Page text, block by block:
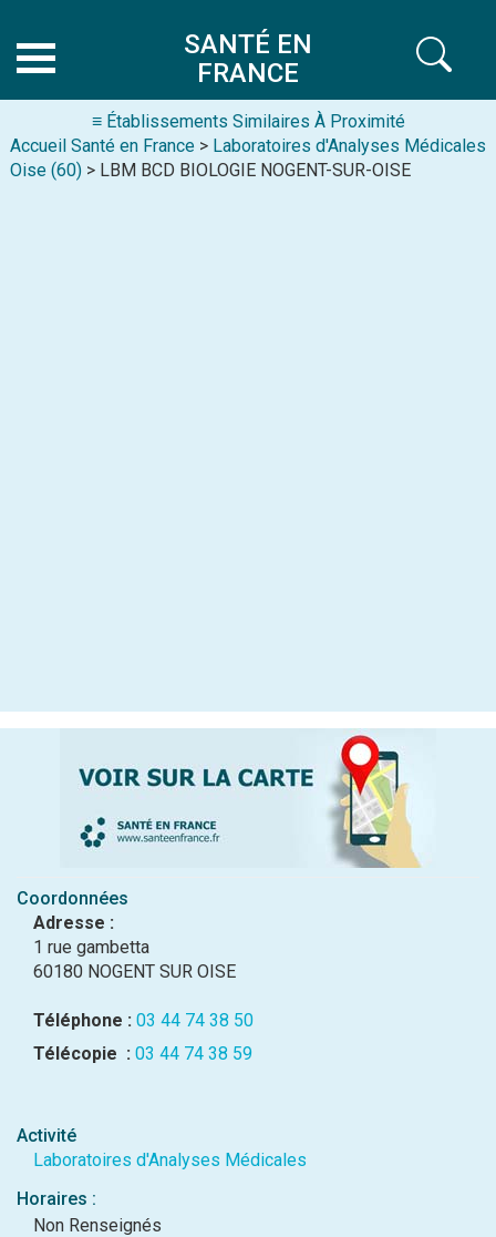
SANTÉ EN
FRANCE
≡ Établissements Similaires À Proximité
Accueil Santé en France > Laboratoires d'Analyses Médicales
Oise (60) > LBM BCD BIOLOGIE NOGENT-SUR-OISE
Coordonnées
Adresse :
1 rue gambetta
60180 NOGENT SUR OISE
Téléphone : 03 44 74 38 50
Télécopie : 03 44 74 38 59
Activité
Laboratoires d'Analyses Médicales
Horaires :
Non Renseignés